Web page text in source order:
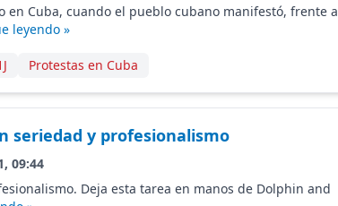
Cuba, cuando el pueblo cubano manifestó, frente a
leyendo »
Protestas en Cuba
seriedad y profesionalismo
09:44
Deja esta tarea en manos de Dolphin and